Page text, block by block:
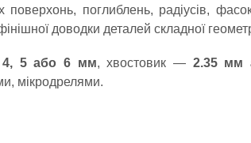
поверхонь, поглиблень, радіусів,
доводки деталей складної
4, 5 або 6 мм, хвостовик — 2.35 мм
мікродрелями.